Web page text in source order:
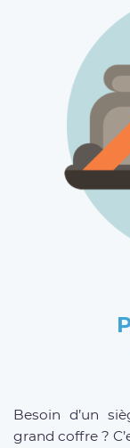
Besoin d’un
grand coffre ?